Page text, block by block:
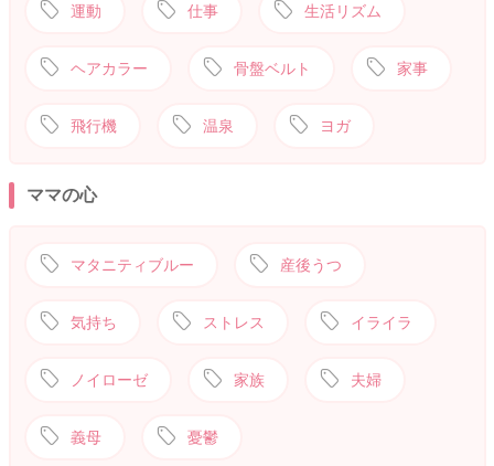
運動 仕事 生活リズム
ヘアカラー 骨盤ベルト 家事
飛行機 温泉 ヨガ
ママの心
マタニティブルー 産後うつ
気持ち ストレス イライラ
ノイローゼ 家族 夫婦
義母 憂鬱